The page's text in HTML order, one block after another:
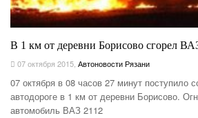
В 1 км от деревни Борисово сгорел
07 октября 2015, Автоновости Рязани
07 октября в 08 часов 27 минут поступило
автодороге в 1 км от деревни Борисово.
автомобиль ВАЗ 2112